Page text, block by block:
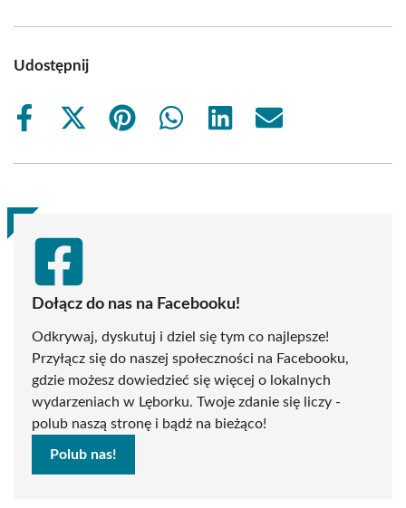
Udostępnij
Share
Share
(Twitter)
Share
Share
Share
Share
Dołącz do nas na Facebooku!
Odkrywaj, dyskutuj i dziel się tym co najlepsze!
Przyłącz się do naszej społeczności na Facebooku,
gdzie możesz dowiedzieć się więcej o lokalnych
wydarzeniach w Lęborku. Twoje zdanie się liczy -
polub naszą stronę i bądź na bieżąco!
Polub nas!